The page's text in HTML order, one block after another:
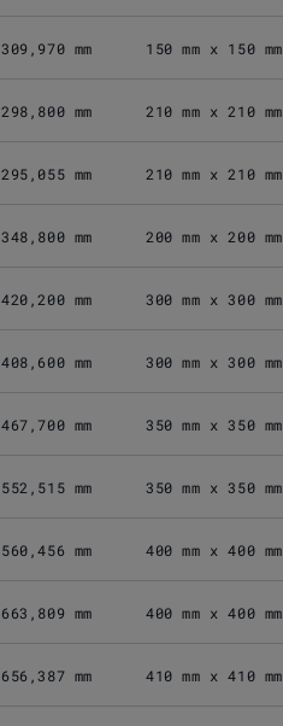
309,970 mm 150 mm x 150 mm
298,800 mm 210 mm x 210 mm
295,055 mm 210 mm x 210 mm
348,800 mm 200 mm x 200 mm
420,200 mm 300 mm x 300 mm
408,600 mm 300 mm x 300 mm
467,700 mm 350 mm x 350 mm
552,515 mm 350 mm x 350 mm
560,456 mm 400 mm x 400 mm
663,809 mm 400 mm x 400 mm
656,387 mm 410 mm x 410 mm